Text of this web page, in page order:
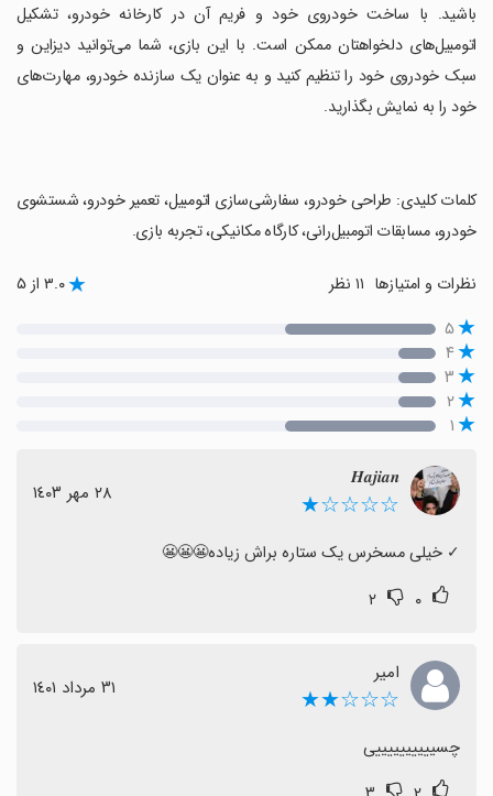
باشید. با ساخت خودروی خود و فریم آن در کارخانه خودرو، تشکیل
اتومبیل‌های دلخواهتان ممکن است. با این بازی، شما می‌توانید دیزاین و
سبک خودروی خود را تنظیم کنید و به عنوان یک سازنده خودرو، مهارت‌های
خود را به نمایش بگذارید.
‏کلمات کلیدی: طراحی خودرو، سفارشی‌سازی اتومبیل، تعمیر خودرو، شستشوی
خودرو، مسابقات اتومبیل‌رانی، کارگاه مکانیکی، تجربه بازی.
نظرات و امتیازها ۳.۰ از ۵
۵
۴
۳
۲
۱
𝑯𝒂𝒋𝒊𝒂𝒏
☆☆☆☆★ ٢٨ مهر ١٤٠٣
‏✓ خیلی مسخرس یک ستاره براش زیاده😬😬😬
۰ ۲
امیر
☆☆☆★★ ٣١ مرداد ١٤٠١
چسییییییییییی